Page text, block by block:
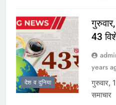
देश व दुनिया
43
years
गुरुवार,
समाचार